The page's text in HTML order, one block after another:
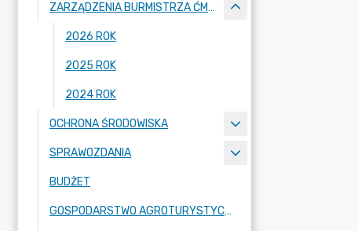
ZARZĄDZENIA BURMISTRZA ĆMIELOWA
2026 ROK
2025 ROK
2024 ROK
OCHRONA ŚRODOWISKA
SPRAWOZDANIA
BUDŻET
GOSPODARSTWO AGROTURYSTYCZNE